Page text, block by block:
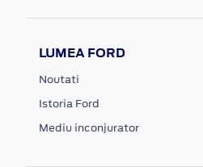
LUMEA FORD
Noutati
Istoria Ford
Mediu inconjurator